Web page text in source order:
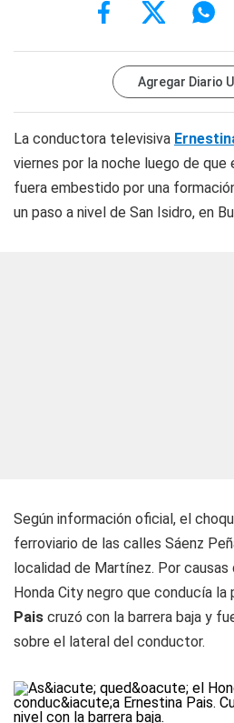
Agregar Diario
La conductora televisiva
viernes por la noche luego de que
fuera embestido por una
un paso a nivel de San Isidro, en
Según información oficial, el
ferroviario de las calles Sáenz
localidad de Martínez. Por causas
Honda City negro que conducía la
Pais cruzó con la barrera baja y
sobre el lateral del conductor.